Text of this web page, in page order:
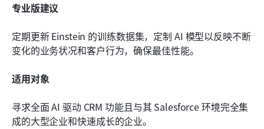
专业版建议
定期更新 Einstein 的训练数据集，定制 AI 模型以反映不断
变化的业务状况和客户行为，确保最佳性能。
适用对象
寻求全面 AI 驱动 CRM 功能且与其 Salesforce 环境完全集
成的大型企业和快速成长的企业。